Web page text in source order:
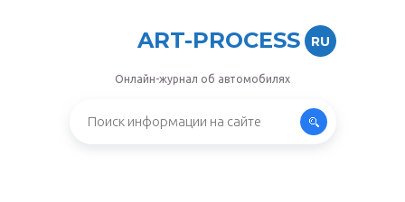
ART-PROCESS RU
Онлайн-журнал об автомобилях